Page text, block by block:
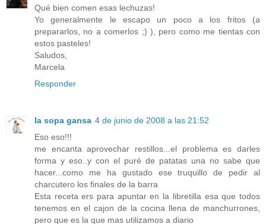
Qué bien comen esas lechuzas!
Yo generalmente le escapo un poco a los fritos (a
prepararlos, no a comerlos ;) ), pero como me tientas con
estos pasteles!
Saludos,
Marcela
Responder
la sopa gansa 4 de junio de 2008 a las 21:52
Eso eso!!!
me encanta aprovechar restillos...el problema es darles
forma y eso..y con el puré de patatas una no sabe que
hacer...como me ha gustado ese truquillo de pedir al
charcutero los finales de la barra
Esta receta ers para apuntar en la libretilla esa que todos
tenemos en el cajon de la cocina llena de manchurrones,
pero que es la que mas utilizamos a diario